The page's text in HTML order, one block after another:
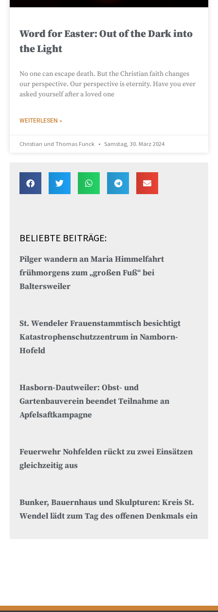
Word for Easter: Out of the Dark into
the Light
No one can escape death. But the Christian faith changes
our perspective. Our perspective is eternity. Have you ever
asked yourself after a loved one
WEITERLESEN »
Christian und Thomas Funck Samstag, 30. März 2024
BELIEBTE BEITRÄGE:
Pilger wandern an Maria Himmelfahrt
frühmorgens zum „großen Fuß“ bei
Baltersweiler
St. Wendeler Frauenstammtisch besichtigt
Katastrophenschutzzentrum in Namborn-
Hofeld
Hasborn-Dautweiler: Obst- und
Gartenbauverein beendet Teilnahme an
Apfelsaftkampagne
Feuerwehr Nohfelden rückt zu zwei Einsätzen
gleichzeitig aus
Bunker, Bauernhaus und Skulpturen: Kreis St.
Wendel lädt zum Tag des offenen Denkmals ein